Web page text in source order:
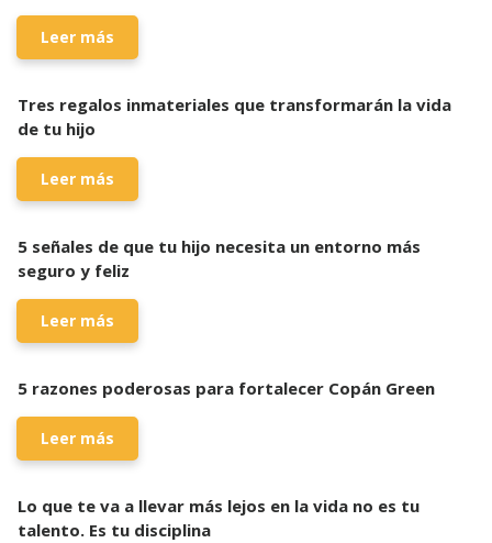
Leer más
Tres regalos inmateriales que transformarán la vida
de tu hijo
Leer más
5 señales de que tu hijo necesita un entorno más
seguro y feliz
Leer más
5 razones poderosas para fortalecer Copán Green
Leer más
Lo que te va a llevar más lejos en la vida no es tu
talento. Es tu disciplina